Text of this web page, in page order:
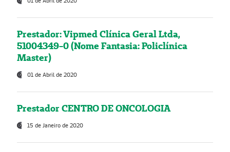
Prestador: Vipmed Clínica Geral Ltda,
51004349-0 (Nome Fantasia: Policlínica
Master)
01 de Abril de 2020
Prestador CENTRO DE ONCOLOGIA
15 de Janeiro de 2020